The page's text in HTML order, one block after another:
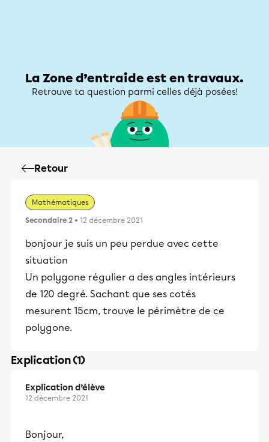
La Zone d’entraide est en travaux.
Retrouve ta question parmi celles déjà posées!
Retour
Mathématiques
Secondaire 2 • 12 décembre 2021
bonjour je suis un peu perdue avec cette
situation
Un polygone régulier a des angles intérieurs
de 120 degré. Sachant que ses cotés
mesurent 15cm, trouve le périmètre de ce
polygone.
Explication (1)
Explication d’élève
12 décembre 2021
Bonjour,